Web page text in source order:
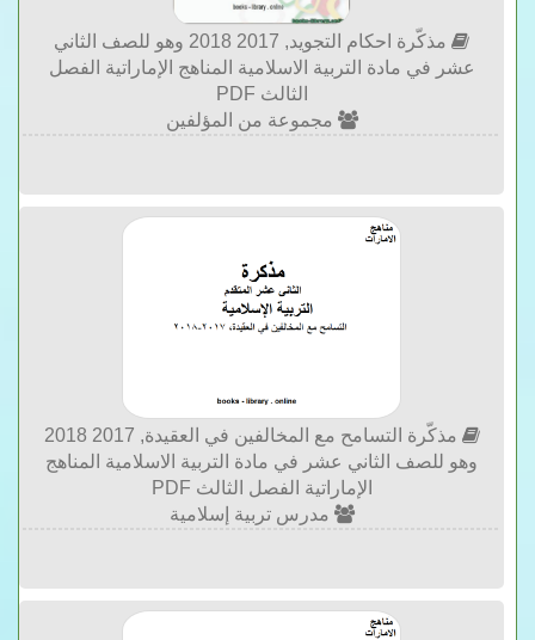
مذكّرة احكام التجويد, 2017 2018 وهو للصف الثاني
عشر في مادة التربية الاسلامية المناهج الإماراتية الفصل
الثالث PDF
مجموعة من المؤلفين
مذكّرة التسامح مع المخالفين في العقيدة, 2017 2018
وهو للصف الثاني عشر في مادة التربية الاسلامية المناهج
الإماراتية الفصل الثالث PDF
مدرس تربية إسلامية